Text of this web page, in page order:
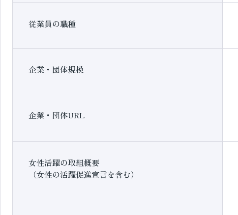
従業員の職種
企業・団体規模
企業・団体URL
女性活躍の取組概要
（女性の活躍促進宣言を含む）